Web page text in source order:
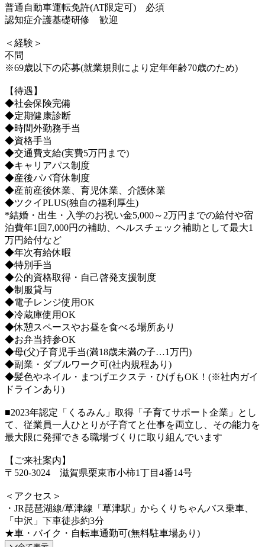
普通自動車運転免許(AT限定可) 必須
認知症介護基礎研修 歓迎
＜経験＞
不問
※69歳以下の応募(就業規則により定年年齢70歳のため)
【待遇】
◆社会保険完備
◆定期健康診断
◆時間外勤務手当
◆資格手当
◆交通費支給(実費5万円まで)
◆キャリアパス制度
◆産後パパ育休制度
◆産前産後休業、育児休業、介護休業
◆ツクイPLUS(独自の福利厚生)
*結婚・出生・入学のお祝い金5,000～2万円までの給付や宿
泊費年1回7,000円の補助、ヘルスチェック補助として最大1
万円給付など
◆年次有給休暇
◆特別手当
◆公的資格取得・自己啓発支援制度
◆制服貸与
◆電子レンジ使用OK
◆冷蔵庫使用OK
◆休憩スペースやお昼を食べる場所あり
◆お弁当持参OK
◆母(父)子育児手当(満18歳未満の子…1万円)
◆副業・ダブルワーク可(社内規程あり)
◆髪色やネイル・まつげエクステ・ひげもOK！(※社内ガイ
ドラインあり)
■2023年認定「くるみん」取得「子育てサポート企業」とし
て、従業員一人ひとりが子育てと仕事を両立し、その能力を
最大限に発揮できる職場づくりに取り組んでいます
【ご来社案内】
〒520-3024 滋賀県栗東市小柿1丁目4番14号
＜アクセス＞
・JR琵琶湖線/草津線「草津駅」からくりちゃんバス乗車、
「中沢」下車徒歩約3分
★車・バイク・自転車通勤可(無料駐車場あり)